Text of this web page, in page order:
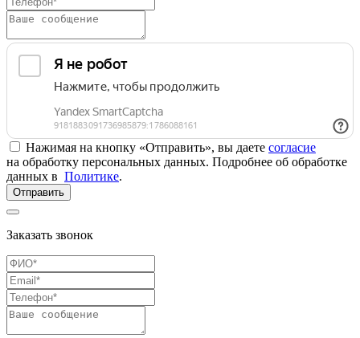
Нажимая на кнопку «Отправить», вы даете согласие
на обработку персональных данных. Подробнее об обработке
данных в Политике.
Отправить
Заказать звонок